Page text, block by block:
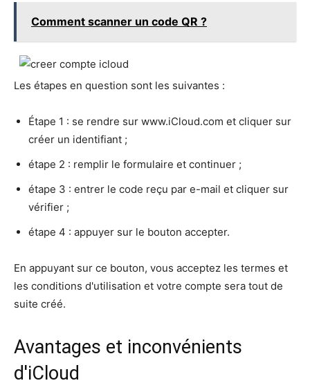
Comment scanner un code QR ?
Les étapes en question sont les suivantes :
Étape 1 : se rendre sur www.iCloud.com et cliquer sur
créer un identifiant ;
étape 2 : remplir le formulaire et continuer ;
étape 3 : entrer le code reçu par e-mail et cliquer sur
vérifier ;
étape 4 : appuyer sur le bouton accepter.
En appuyant sur ce bouton, vous acceptez les termes et
les conditions d'utilisation et votre compte sera tout de
suite créé.
Avantages et inconvénients
d'iCloud